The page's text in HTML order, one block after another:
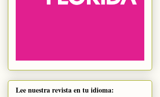
Lee nuestra revista en tu idioma: